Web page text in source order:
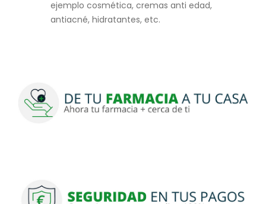
ejemplo cosmética, cremas anti edad,
antiacné, hidratantes, etc.